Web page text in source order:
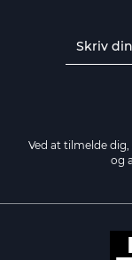
Ved at tilmelde
og